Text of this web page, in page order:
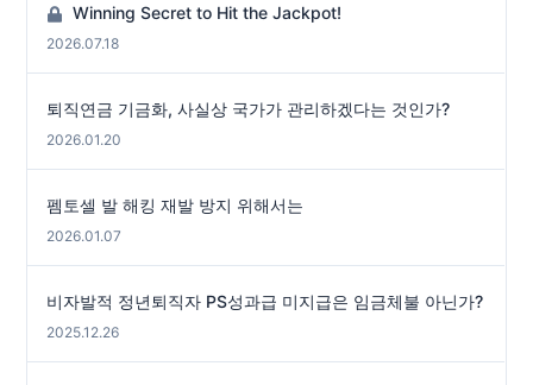
Winning Secret to Hit the Jackpot!
2026.07.18
퇴직연금 기금화, 사실상 국가가 관리하겠다는 것인가?
2026.01.20
펨토셀 발 해킹 재발 방지 위해서는
2026.01.07
비자발적 정년퇴직자 PS성과급 미지급은 임금체불 아닌가?
2025.12.26